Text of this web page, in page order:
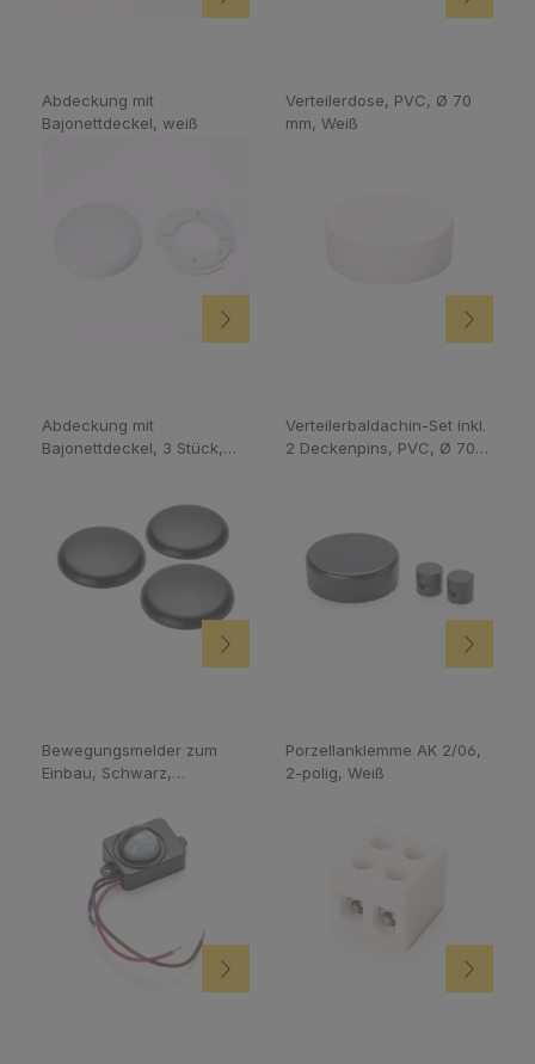
Abdeckung mit
Bajonettdeckel, weiß
Verteilerdose, PVC, Ø 70
mm, Weiß
Abdeckung mit
Bajonettdeckel, 3 Stück,
Verteilerbaldachin-Set inkl.
2 Deckenpins, PVC, Ø 70
Bewegungsmelder zum
Einbau, Schwarz,
Porzellanklemme AK 2/06,
2-polig, Weiß